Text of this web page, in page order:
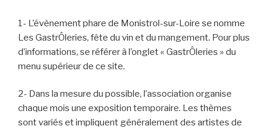
1- L’évènement phare de Monistrol-sur-Loire se nomme
Les GastrÔleries, fête du vin et du mangement. Pour plus
d’informations, se référer à l’onglet « GastrÔleries » du
menu supérieur de ce site.
2- Dans la mesure du possible, l’association organise
chaque mois une exposition temporaire. Les thèmes
sont variés et impliquent généralement des artistes de